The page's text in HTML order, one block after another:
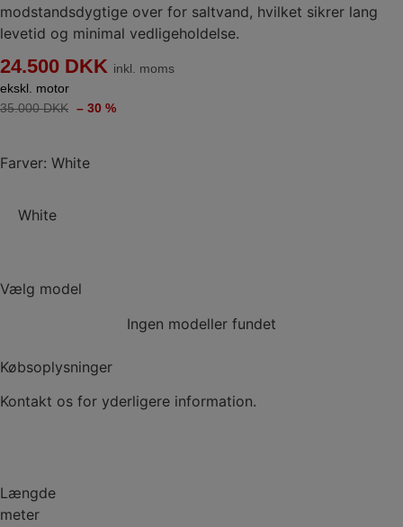
modstandsdygtige over for saltvand, hvilket sikrer lang
levetid og minimal vedligeholdelse.
24.500 DKK inkl. moms
ekskl. motor
35.000 DKK – 30 %
Farver: White
White
Vælg model
Ingen modeller fundet
Købsoplysninger
Kontakt os for yderligere information.
Længde
meter